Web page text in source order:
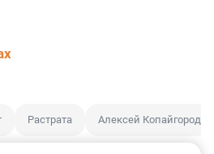
Растрата Алексей